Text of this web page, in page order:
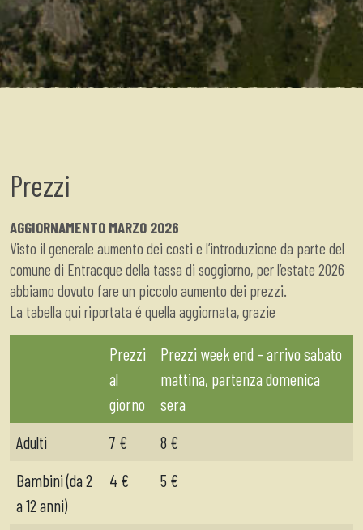
Prezzi
AGGIORNAMENTO MARZO 2026
Visto il generale aumento dei costi e l’introduzione da parte del
comune di Entracque della tassa di soggiorno, per l’estate 2026
abbiamo dovuto fare un piccolo aumento dei prezzi.
La tabella qui riportata é quella aggiornata, grazie
Prezzi
al
giorno
Prezzi week end – arrivo sabato
mattina, partenza domenica
sera
Adulti
7 €
8 €
Bambini (da 2
a 12 anni)
4 € 5 €